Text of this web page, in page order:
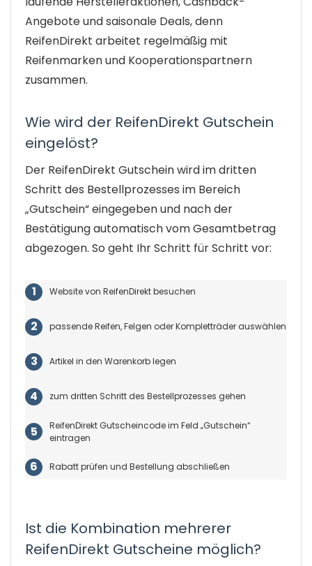
Angebote und saisonale Deals, denn
ReifenDirekt arbeitet regelmäßig mit
Reifenmarken und Kooperationspartnern
zusammen.
Wie wird der ReifenDirekt Gutschein
eingelöst?
Der ReifenDirekt Gutschein wird im dritten
Schritt des Bestellprozesses im Bereich
„Gutschein“ eingegeben und nach der
Bestätigung automatisch vom Gesamtbetrag
abgezogen. So geht Ihr Schritt für Schritt vor:
Website von ReifenDirekt besuchen
passende Reifen, Felgen oder Kompletträder auswählen
Artikel in den Warenkorb legen
zum dritten Schritt des Bestellprozesses gehen
ReifenDirekt Gutscheincode im Feld „Gutschein“
eintragen
Rabatt prüfen und Bestellung abschließen
Ist die Kombination mehrerer
ReifenDirekt Gutscheine möglich?